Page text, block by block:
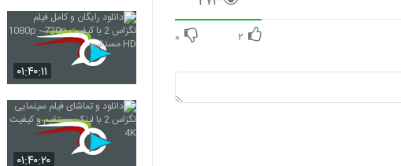
۲ ۰
۰۱:۴۰:۱۱
۰۱:۴۰:۲۰